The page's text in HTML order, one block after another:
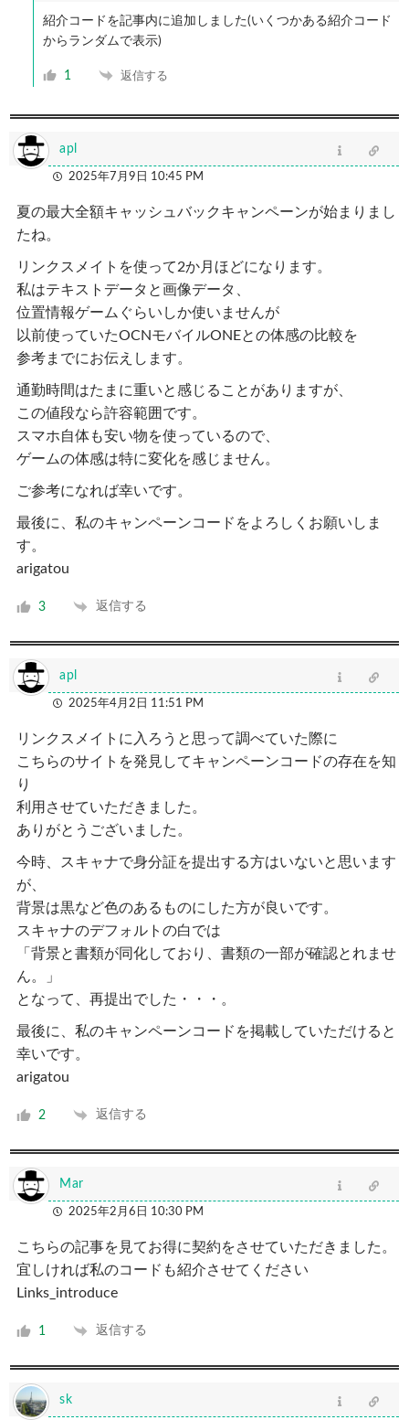
紹介コードを記事内に追加しました(いくつかある紹介コード
からランダムで表示)
1 返信する
apl
2025年7月9日 10:45 PM
夏の最大全額キャッシュバックキャンペーンが始まりまし
たね。
リンクスメイトを使って2か月ほどになります。
私はテキストデータと画像データ、
位置情報ゲーム ぐらいしか使いませんが
以前使っていたOCNモバイルONEとの体感の比較を
参考までにお伝えします。
通勤時間はたまに重いと感じることがありますが、
この値段なら許容範囲です。
スマホ自体も安い物を使っているので、
ゲームの体感は特に変化を感じません。
ご参考になれば幸いです。
最後に、私のキャンペーンコードをよろしくお願いしま
す。
arigatou
3 返信する
apl
2025年4月2日 11:51 PM
リンクスメイトに入ろうと思って調べていた際に
こちらのサイトを発見してキャンペーンコードの存在を知
り
利用させていただきました。
ありがとうございました。
今時、スキャナで身分証を提出する方はいないと思います
が、
背景は黒など色のあるものにした方が良いです。
スキャナのデフォルトの白では
「背景と書類が同化しており、書類の一部が確認とれませ
ん。」
となって、再提出でした・・・。
最後に、私のキャンペーンコードを掲載していただけると
幸いです。
arigatou
2 返信する
Mar
2025年2月6日 10:30 PM
こちらの記事を見てお得に契約をさせていただきました。
宜しければ私のコードも紹介させてください
Links_introduce
1 返信する
sk